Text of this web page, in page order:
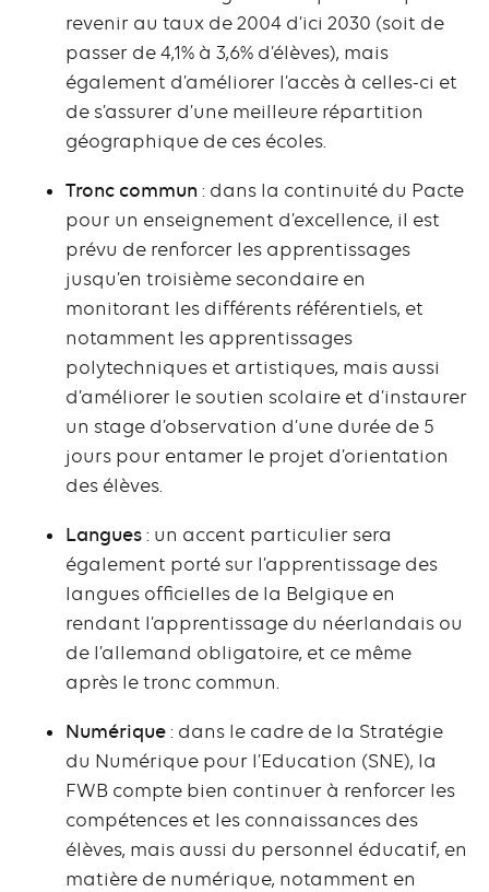
revenir au taux de 2004 d’ici 2030 (soit de
passer de 4,1% à 3,6% d’élèves), mais
également d’améliorer l’accès à celles-ci et
de s’assurer d’une meilleure répartition
géographique de ces écoles.
Tronc commun : dans la continuité du Pacte
pour un enseignement d’excellence, il est
prévu de renforcer les apprentissages
jusqu’en troisième secondaire en
monitorant les différents référentiels, et
notamment les apprentissages
polytechniques et artistiques, mais aussi
d’améliorer le soutien scolaire et d’instaurer
un stage d’observation d’une durée de 5
jours pour entamer le projet d’orientation
des élèves.
Langues : un accent particulier sera
également porté sur l’apprentissage des
langues officielles de la Belgique en
rendant l’apprentissage du néerlandais ou
de l’allemand obligatoire, et ce même
après le tronc commun.
Numérique : dans le cadre de la Stratégie
du Numérique pour l’Education (SNE), la
FWB compte bien continuer à renforcer les
compétences et les connaissances des
élèves, mais aussi du personnel éducatif, en
matière de numérique, notamment en